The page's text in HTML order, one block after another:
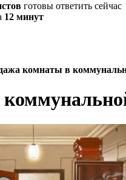
готовы ответить сейчас
12 минут
комнаты в